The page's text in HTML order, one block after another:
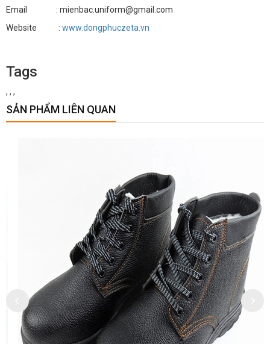
Email : mienbac.uniform@gmail.com
Website : www.dongphuczeta.vn
Tags
, , ,
SẢN PHẨM LIÊN QUAN